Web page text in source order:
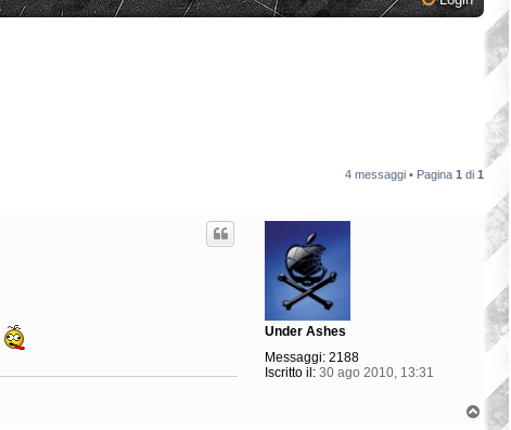
4 messaggi • Pagina 1 di 1
Under Ashes
Messaggi: 2188
Iscritto il: 30 ago 2010, 13:31